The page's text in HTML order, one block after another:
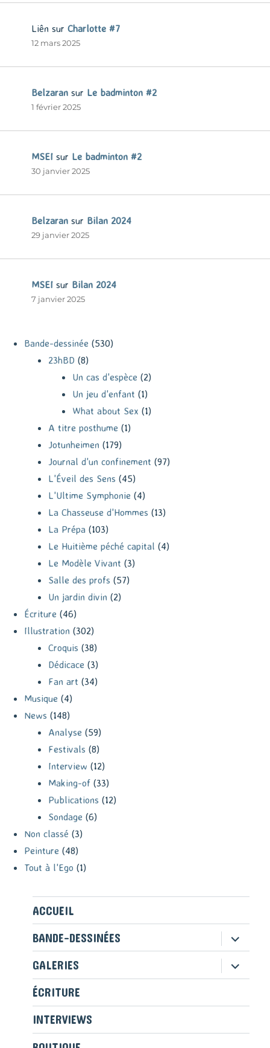
Liên sur Charlotte #7
12 mars 2025
Belzaran sur Le badminton #2
1 février 2025
MSEI sur Le badminton #2
30 janvier 2025
Belzaran sur Bilan 2024
29 janvier 2025
MSEI sur Bilan 2024
7 janvier 2025
Bande-dessinée (530)
23hBD (8)
Un cas d'espèce (2)
Un jeu d'enfant (1)
What about Sex (1)
A titre posthume (1)
Jotunheimen (179)
Journal d'un confinement (97)
L'Éveil des Sens (45)
L'Ultime Symphonie (4)
La Chasseuse d'Hommes (13)
La Prépa (103)
Le Huitième péché capital (4)
Le Modèle Vivant (3)
Salle des profs (57)
Un jardin divin (2)
Écriture (46)
Illustration (302)
Croquis (38)
Dédicace (3)
Fan art (34)
Musique (4)
News (148)
Analyse (59)
Festivals (8)
Interview (12)
Making-of (33)
Publications (12)
Sondage (6)
Non classé (3)
Peinture (48)
Tout à l'Ego (1)
ACCUEIL
BANDE-DESSINÉES
ouvrir
le
sous-
menu
GALERIES ouvrir
le
ÉCRITURE
INTERVIEWS